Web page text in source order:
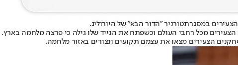
במסגרתטורניר "הדור הבא" של היורוליג.
הצעירים מצאו את עצמם תקועים ונצורים באזור מלחמה.